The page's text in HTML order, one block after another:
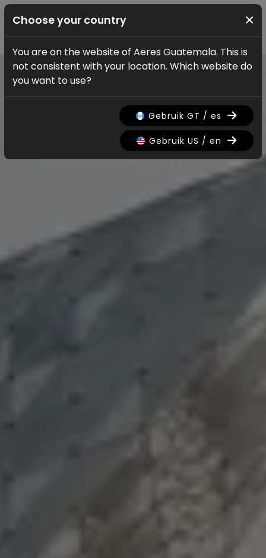
Choose your country ×
You are on the website of Aeres Guatemala. This is
not consistent with your location. Which website do
you want to use?
Gebruik GT / es
Gebruik US / en